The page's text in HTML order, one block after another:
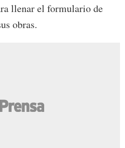
llenar el formulario de
obras.